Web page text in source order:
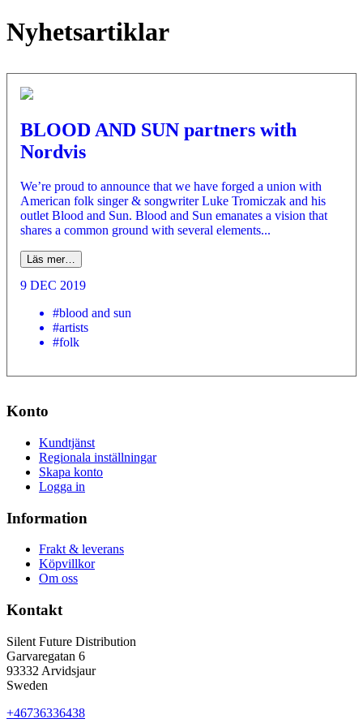
Nyhetsartiklar
BLOOD AND SUN partners with
Nordvis
We’re proud to announce that we have forged a union with
American folk singer & songwriter Luke Tromiczak and his
outlet Blood and Sun. Blood and Sun emanates a vision that
shares a common ground with several elements...
Läs mer…
9 DEC 2019
#blood and sun
#artists
#folk
Konto
Kundtjänst
Regionala inställningar
Skapa konto
Logga in
Information
Frakt & leverans
Köpvillkor
Om oss
Kontakt
Silent Future Distribution
Garvaregatan 6
93332 Arvidsjaur
Sweden
+46736336438